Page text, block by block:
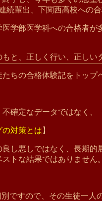
続輩出、下関西高校への
学部医学科への合格者
と、正しく行い、正しい
ちの合格体験記をトップ
確定なデータではなく、「
の対策とは 】
し悪しではなく、長期的
トな結果ではありません
ですので、その生徒一人